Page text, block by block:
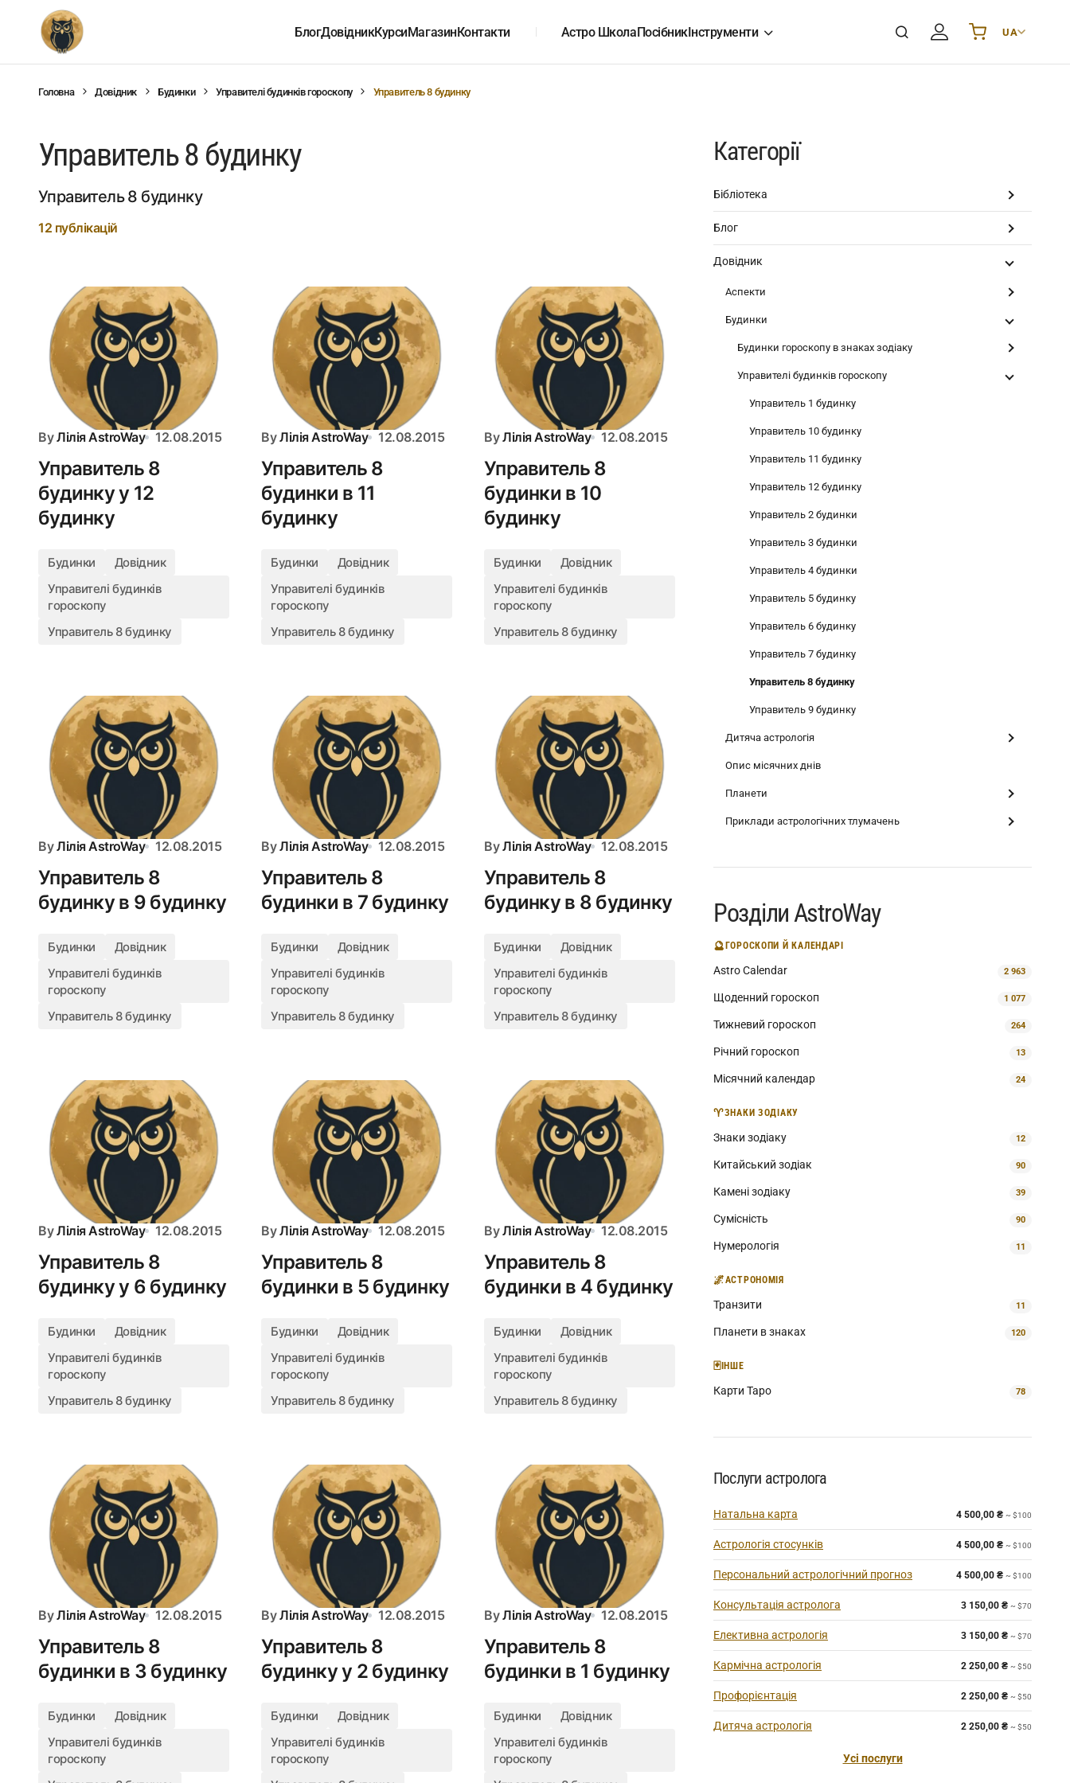
БлогДовідникКурсиМагазинКонтакти Астро ШколаПосібникІнструменти UA
UA Українська
Головна Довідник Будинки Управителі будинків гороскопу Управитель 8 будинку
Управитель 8 будинку
Управитель 8 будинку
12 публікацій
By Лілія AstroWay 12.08.2015
Управитель 8
будинку у 12
будинку
Будинки
Довідник
Управителі будинків
гороскопу
Управитель 8 будинку
By Лілія AstroWay 12.08.2015
Управитель 8
будинки в 11
будинку
Будинки
Довідник
Управителі будинків
гороскопу
Управитель 8 будинку
By Лілія AstroWay 12.08.2015
Управитель 8
будинки в 10
будинку
Будинки
Довідник
Управителі будинків
гороскопу
Управитель 8 будинку
By Лілія AstroWay 12.08.2015
Управитель 8
будинку в 9 будинку
Будинки
Довідник
Управителі будинків
гороскопу
Управитель 8 будинку
By Лілія AstroWay 12.08.2015
Управитель 8
будинки в 7 будинку
Будинки
Довідник
Управителі будинків
гороскопу
Управитель 8 будинку
By Лілія AstroWay 12.08.2015
Управитель 8
будинку в 8 будинку
Будинки
Довідник
Управителі будинків
гороскопу
Управитель 8 будинку
By Лілія AstroWay 12.08.2015
Управитель 8
будинку у 6 будинку
Будинки
Довідник
Управителі будинків
гороскопу
Управитель 8 будинку
By Лілія AstroWay 12.08.2015
Управитель 8
будинки в 5 будинку
Будинки
Довідник
Управителі будинків
гороскопу
Управитель 8 будинку
By Лілія AstroWay 12.08.2015
Управитель 8
будинки в 4 будинку
Будинки
Довідник
Управителі будинків
гороскопу
Управитель 8 будинку
By Лілія AstroWay 12.08.2015
Управитель 8
будинки в 3 будинку
Будинки
Довідник
Управителі будинків
гороскопу
By Лілія AstroWay 12.08.2015
Управитель 8
будинку у 2 будинку
Будинки
Довідник
Управителі будинків
гороскопу
By Лілія AstroWay 12.08.2015
Управитель 8
будинки в 1 будинку
Будинки
Довідник
Управителі будинків
гороскопу
Категорії
Бібліотека
Блог
Довідник
Аспекти
Будинки
Будинки гороскопу в знаках зодіаку
Управителі будинків гороскопу
Управитель 1 будинку
Управитель 10 будинку
Управитель 11 будинку
Управитель 12 будинку
Управитель 2 будинки
Управитель 3 будинки
Управитель 4 будинки
Управитель 5 будинку
Управитель 6 будинку
Управитель 7 будинку
Управитель 8 будинку
Управитель 9 будинку
Дитяча астрологія
Опис місячних днів
Планети
Приклади астрологічних тлумачень
Розділи AstroWay
🔮ГОРОСКОПИ Й КАЛЕНДАРІ
Astro Calendar 2 963
Щоденний гороскоп 1 077
Тижневий гороскоп 264
Річний гороскоп 13
Місячний календар 24
♈ЗНАКИ ЗОДІАКУ
Знаки зодіаку 12
Китайський зодіак 90
Камені зодіаку 39
Сумісність 90
Нумерологія 11
🌌АСТРОНОМІЯ
Транзити 11
Планети в знаках 120
🃏ІНШЕ
Карти Таро 78
Послуги астролога
Натальна карта 4 500,00 ₴ ~ $100
Астрологія стосунків 4 500,00 ₴ ~ $100
Персональний астрологічний прогноз 4 500,00 ₴ ~ $100
Консультація астролога 3 150,00 ₴ ~ $70
Елективна астрологія 3 150,00 ₴ ~ $70
Кармічна астрологія 2 250,00 ₴ ~ $50
Профорієнтація 2 250,00 ₴ ~ $50
Дитяча астрологія 2 250,00 ₴ ~ $50
Усі послуги